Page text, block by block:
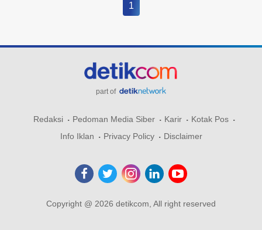
1
part of
Redaksi Pedoman Media Siber Karir
Kotak Pos
Info Iklan
Privacy Policy Disclaimer
Copyright @ 2026 detikcom, All right reserved